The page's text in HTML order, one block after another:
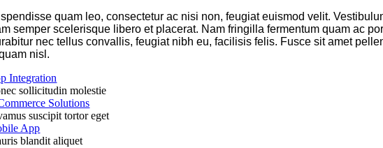
quam leo, consectetur ac nisi non, feugiat euismod velit.
semper scelerisque libero et placerat. Nam fringilla fermentum quam ac
nec tellus convallis, feugiat nibh eu, facilisis felis. Fusce sit amet
nisl.
Integration
sollicitudin molestie
Solutions
suscipit tortor eget
App
blandit aliquet